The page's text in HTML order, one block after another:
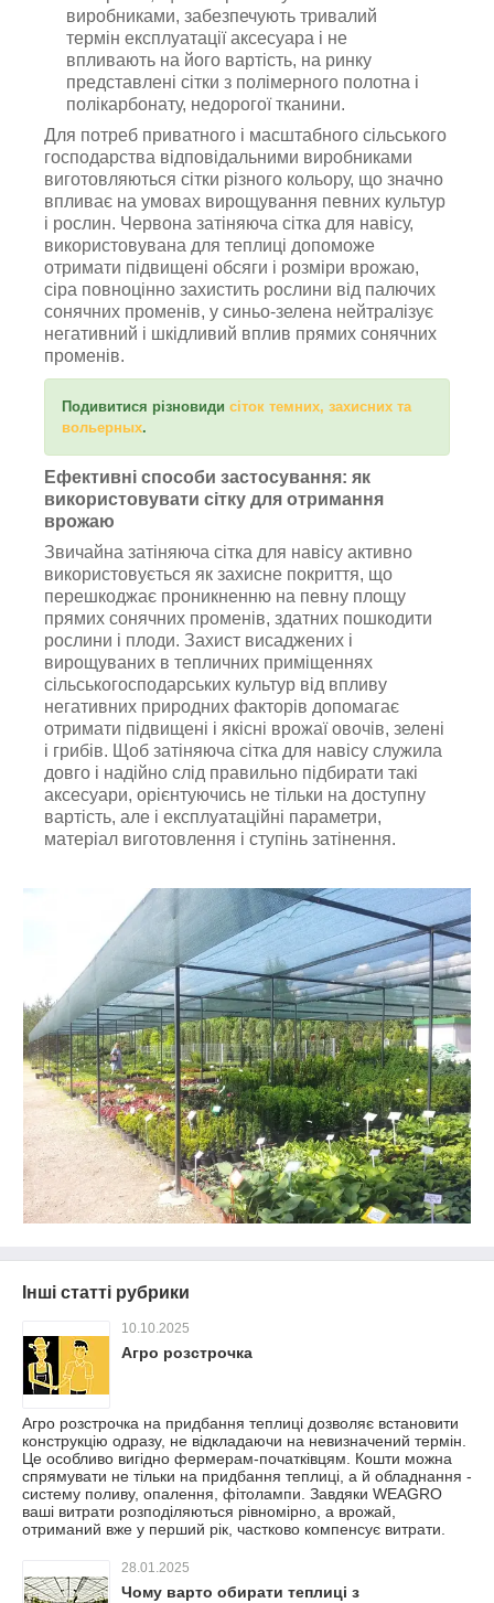
виробниками, забезпечують тривалий
термін експлуатації аксесуара і не
впливають на його вартість, на ринку
представлені сітки з полімерного полотна і
полікарбонату, недорогої тканини.
Для потреб приватного і масштабного сільського
господарства відповідальними виробниками
виготовляються сітки різного кольору, що значно
впливає на умовах вирощування певних культур
і рослин. Червона затіняюча сітка для навісу,
використовувана для теплиці допоможе
отримати підвищені обсяги і розміри врожаю,
сіра повноцінно захистить рослини від палючих
сонячних променів, у синьо-зелена нейтралізує
негативний і шкідливий вплив прямих сонячних
променів.
Подивитися різновиди сіток темних, захисних та
вольерных.
Ефективні способи застосування: як
використовувати сітку для отримання
врожаю
Звичайна затіняюча сітка для навісу активно
використовується як захисне покриття, що
перешкоджає проникненню на певну площу
прямих сонячних променів, здатних пошкодити
рослини і плоди. Захист висаджених і
вирощуваних в тепличних приміщеннях
сільськогосподарських культур від впливу
негативних природних факторів допомагає
отримати підвищені і якісні врожаї овочів, зелені
і грибів. Щоб затіняюча сітка для навісу служила
довго і надійно слід правильно підбирати такі
аксесуари, орієнтуючись не тільки на доступну
вартість, але і експлуатаційні параметри,
матеріал виготовлення і ступінь затінення.
Інші статті рубрики
10.10.2025
Агро розстрочка
Агро розстрочка на придбання теплиці дозволяє встановити
конструкцію одразу, не відкладаючи на невизначений термін.
Це особливо вигідно фермерам-початківцям. Кошти можна
спрямувати не тільки на придбання теплиці, а й обладнання -
систему поливу, опалення, фітолампи. Завдяки WEAGRO
ваші витрати розподіляються рівномірно, а врожай,
отриманий вже у перший рік, частково компенсує витрати.
28.01.2025
Чому варто обирати теплиці з